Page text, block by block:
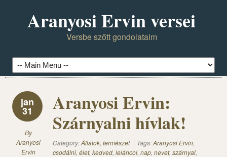
Aranyosi Ervin versei
Versbe szőtt gondolataim
jan
31
By
Aranyosi
Ervin
Aranyosi Ervin:
Szárnyalni hívlak!
Category:Állatok, természet Tags:Aranyosi Ervin,
csodálni, élet, kedved, leláncol, nap, nevet, szárnyal,